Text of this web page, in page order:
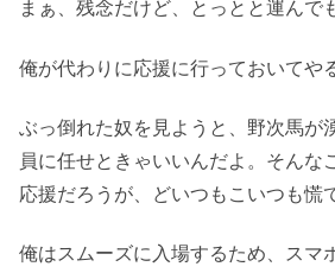
まぁ、残念だけど、とっとと運んで
俺が代わりに応援に行っておいてや
ぶっ倒れた奴を見ようと、野次馬が
員に任せときゃいいんだよ。そんな
応援だろうが、どいつもこいつも慌
俺はスムーズに入場するため、スマ